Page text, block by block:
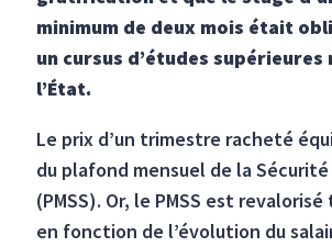
minimum de deux mois était
un cursus d’études supérieures
l’État.
Le prix d’un trimestre racheté
du plafond mensuel de la
(PMSS). Or, le PMSS est
en fonction de l’évolution du